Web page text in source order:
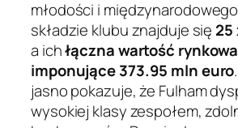
młodości i
składzie klubu znajduje się 25
a ichłączna wartość
imponujące 373.95 mln euro
jasno pokazuje, że Fulham
wysokiej klasy zespołem,